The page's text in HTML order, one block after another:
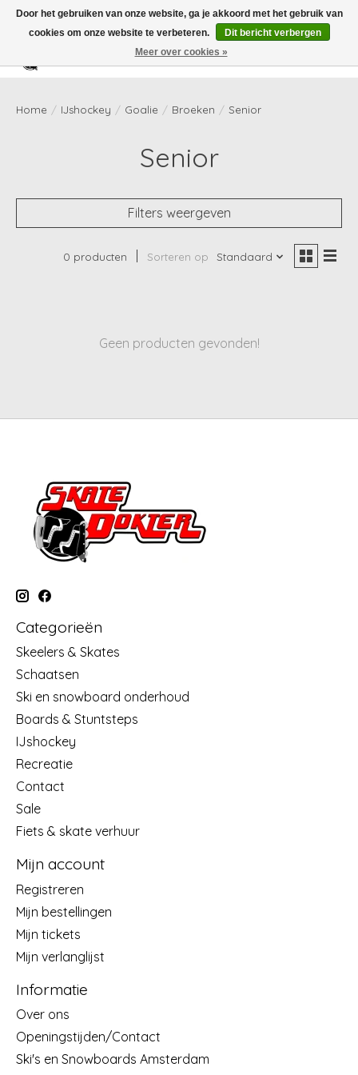
Verlanglijst
Home / IJshockey / Goalie / Broeken / Senior
Senior
Filters weergeven
0 producten Sorteren op Standaard
Geen producten gevonden!
Categorieën
Skeelers & Skates
Schaatsen
Ski en snowboard onderhoud
Boards & Stuntsteps
IJshockey
Recreatie
Contact
Sale
Fiets & skate verhuur
Mijn account
Registreren
Mijn bestellingen
Mijn tickets
Mijn verlanglijst
Informatie
Over ons
Openingstijden/Contact
Ski's en Snowboards Amsterdam
Door het gebruiken van onze website, ga je akkoord met het gebruik van
cookies om onze website te verbeteren.
Dit bericht verbergen
Meer over cookies »